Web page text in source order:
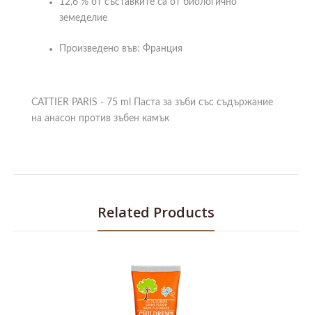
12,6 % от съставките са от биологично
земеделие
Произведено във: Франция
CATTIER PARIS - 75 ml Паста за зъби със съдържание
на анасон против зъбен камък
Related Products